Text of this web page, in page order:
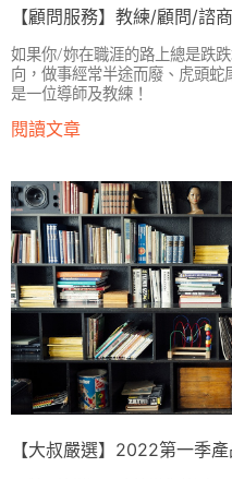
【顧問服務】教練/顧問/諮
如果你/妳在職涯的路上總是跌
向，做事經常半途而廢、虎頭
是一位導師及教練！
閱讀文章
【大叔嚴選】2022第一季